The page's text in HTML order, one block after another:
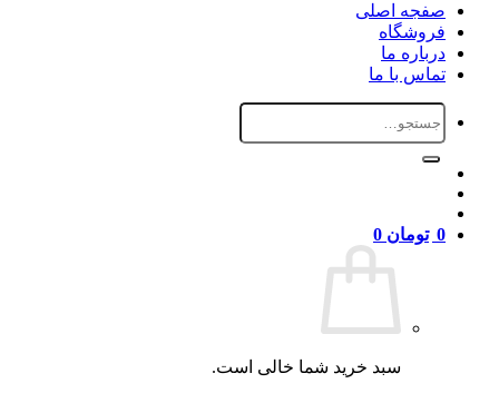
صفجه اصلی
فروشگاه
درباره ما
تماس با ما
جستجو
برای:
0 تومان 0
سبد خرید شما خالی است.